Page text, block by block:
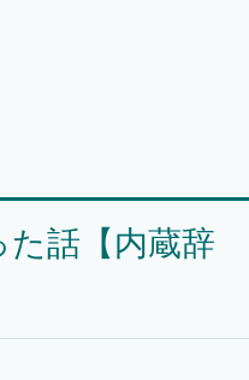
話【内蔵辞